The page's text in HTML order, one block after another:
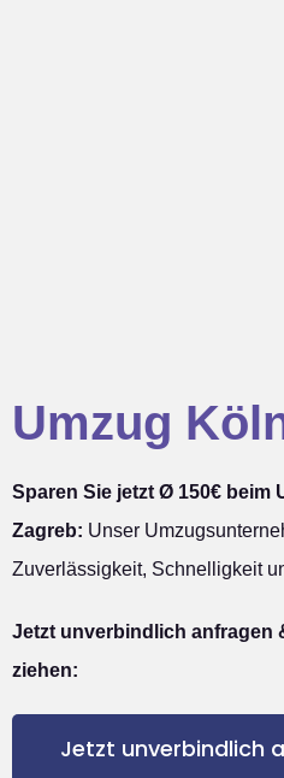
Umzug
Sparen Sie jetzt Ø 150€ beim
Zagreb: Unser
Zuverlässigkeit, Schnelligkeit
Jetzt unverbindlich anfragen
ziehen:
Jetzt unverbindlich